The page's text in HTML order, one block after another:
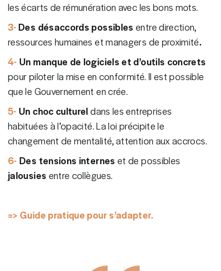
les écarts de rémunération avec les bons mots.
3- Des désaccords possiblesentre direction,
ressources humaines et managers de proximité.
4- Un manque de logiciels et d’outils concrets
pour piloter la mise en conformité. Il est possible
que le Gouvernement en crée.
5- Un choc cultureldans les entreprises
habituées à l’opacité. La loi précipite le
changement de mentalité, attention aux accrocs.
6- Des tensions interneset de possibles
jalousies entre collègues.
=> Guide pratique pour s’adapter.